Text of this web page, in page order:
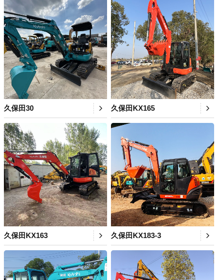
久保田30 久保田KX165
久保田KX163 久保田KX183-3